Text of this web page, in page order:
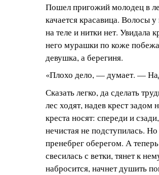
Пошел пригожий молодец в
качается красавица. Волосы
на теле и нитки нет. Увидала
него мурашки по коже
девушка, а берегиня.
«Плохо дело, — думает. —
Сказать легко, да сделать
лес ходят, надев крест
креста носят: спереди и
нечистая не подступилась.
пренебрег оберегом. А
свесилась с ветки, тянет к
набросится, начнет душить